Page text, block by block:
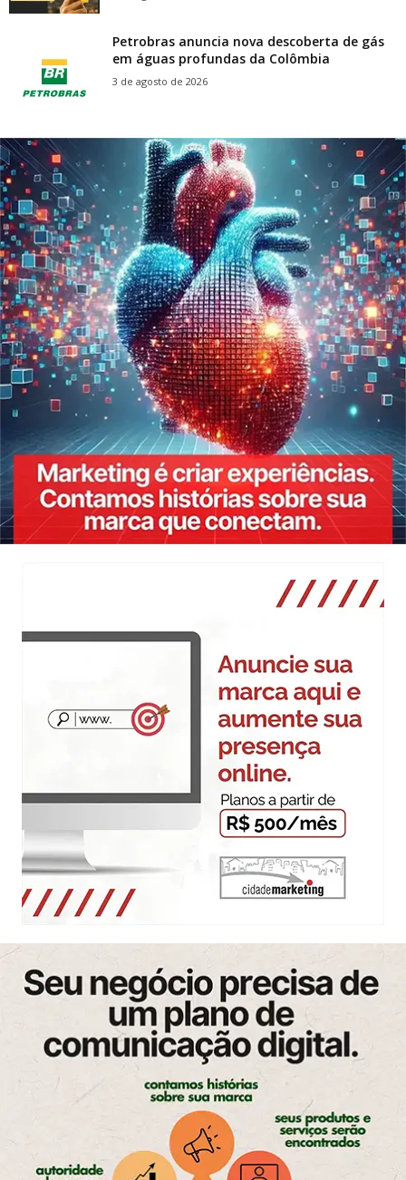
Petrobras anuncia nova descoberta de gás
em águas profundas da Colômbia
3 de agosto de 2026